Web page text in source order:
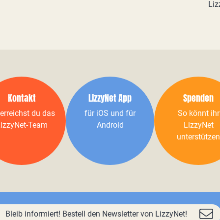
Kontakt
du das
Team
LizzyNet App
für iOS und für
Android
Spenden
So könnt ihr
LizzyNet
unterstützen
Bleib informiert! Bestell den Newsletter von LizzyNet!